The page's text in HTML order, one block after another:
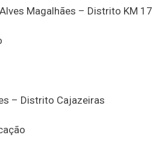
Magalhães – Distrito KM 17
– Distrito Cajazeiras